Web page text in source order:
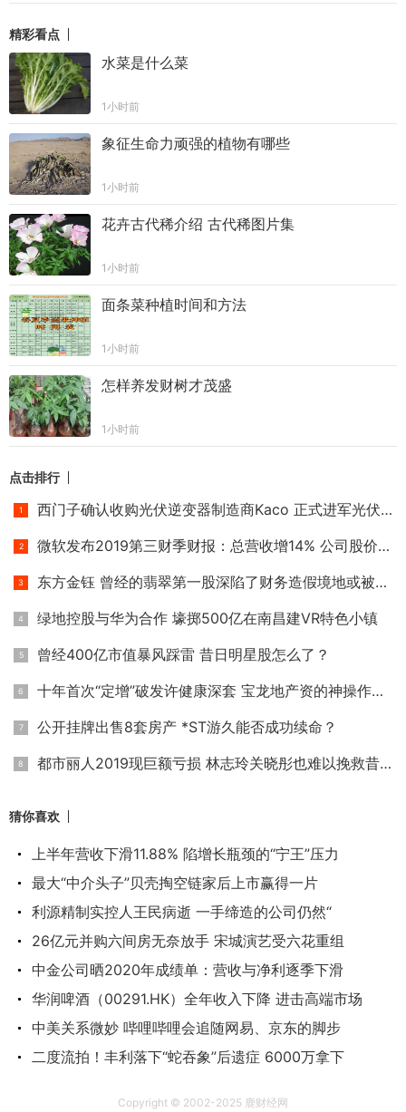
精彩看点
水菜是什么菜
1小时前
象征生命力顽强的植物有哪些
1小时前
花卉古代稀介绍 古代稀图片集
1小时前
面条菜种植时间和方法
1小时前
怎样养发财树才茂盛
1小时前
点击排行
西门子确认收购光伏逆变器制造商Kaco 正式进军光伏家用储能市
微软发布2019第三财季财报：总营收增14% 公司股价狂涨市值破万
东方金钰 曾经的翡翠第一股深陷了财务造假境地或被退市
绿地控股与华为合作 壕掷500亿在南昌建VR特色小镇
曾经400亿市值暴风踩雷 昔日明星股怎么了？
十年首次“定增”破发许健康深套 宝龙地产资的神操作让资本饥
公开挂牌出售8套房产 *ST游久能否成功续命？
都市丽人2019现巨额亏损 林志玲关晓彤也难以挽救昔日内衣一姐
猜你喜欢
上半年营收下滑11.88% 陷增长瓶颈的“宁王”压力
最大“中介头子”贝壳掏空链家后上市赢得一片
利源精制实控人王民病逝 一手缔造的公司仍然“
26亿元并购六间房无奈放手 宋城演艺受六花重组
中金公司晒2020年成绩单：营收与净利逐季下滑
华润啤酒（00291.HK）全年收入下降 进击高端市场
中美关系微妙 哔哩哔哩会追随网易、京东的脚步
二度流拍！丰利落下“蛇吞象”后遗症 6000万拿下
Copyright © 2002-2025 鹿财经网